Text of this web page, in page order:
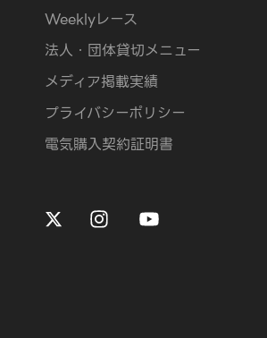
Weeklyレース
法人・団体貸切メニュー
メディア掲載実績
プライバシーポリシー
電気購入契約証明書